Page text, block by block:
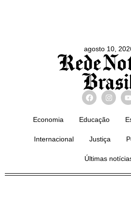
agosto 10,
Economia Educação
Internacional Justiça
Últimas